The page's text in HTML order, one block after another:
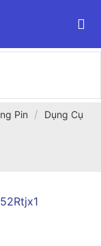
Pin /
Dụng Cụ